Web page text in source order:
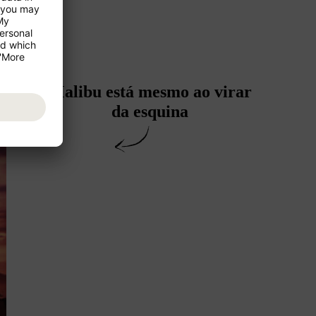
Malibu está mesmo ao virar
da esquina